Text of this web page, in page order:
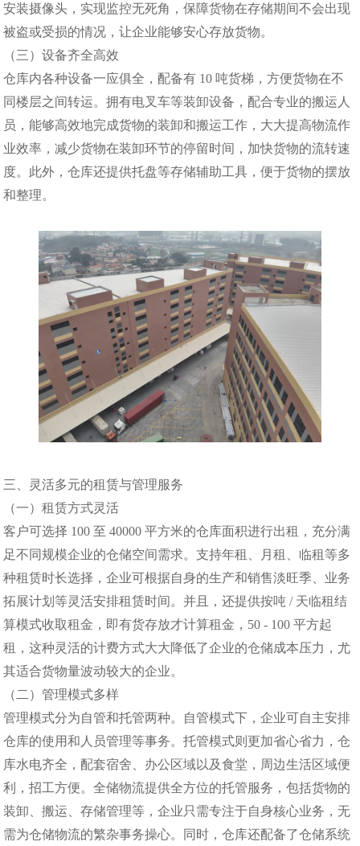
安装摄像头，实现监控无死角，保障货物在存储期间不会出现
被盗或受损的情况，让企业能够安心存放货物。
（三）设备齐全高效
仓库内各种设备一应俱全，配备有 10 吨货梯，方便货物在不
同楼层之间转运。拥有电叉车等装卸设备，配合专业的搬运人
员，能够高效地完成货物的装卸和搬运工作，大大提高物流作
业效率，减少货物在装卸环节的停留时间，加快货物的流转速
度。此外，仓库还提供托盘等存储辅助工具，便于货物的摆放
和整理。
三、灵活多元的租赁与管理服务
（一）租赁方式灵活
客户可选择 100 至 40000 平方米的仓库面积进行出租，充分满
足不同规模企业的仓储空间需求。支持年租、月租、临租等多
种租赁时长选择，企业可根据自身的生产和销售淡旺季、业务
拓展计划等灵活安排租赁时间。并且，还提供按吨 / 天临租结
算模式收取租金，即有货存放才计算租金，50 - 100 平方起
租，这种灵活的计费方式大大降低了企业的仓储成本压力，尤
其适合货物量波动较大的企业。
（二）管理模式多样
管理模式分为自管和托管两种。自管模式下，企业可自主安排
仓库的使用和人员管理等事务。托管模式则更加省心省力，仓
库水电齐全，配套宿舍、办公区域以及食堂，周边生活区域便
利，招工方便。全储物流提供全方位的托管服务，包括货物的
装卸、搬运、存储管理等，企业只需专注于自身核心业务，无
需为仓储物流的繁杂事务操心。同时，仓库还配备了仓储系统